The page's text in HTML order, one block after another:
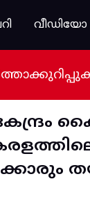
വീഡിയോ